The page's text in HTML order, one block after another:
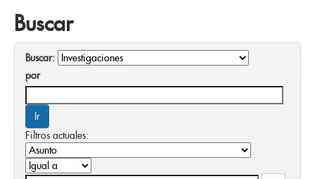
Buscar
Buscar:
por
Filtros actuales: